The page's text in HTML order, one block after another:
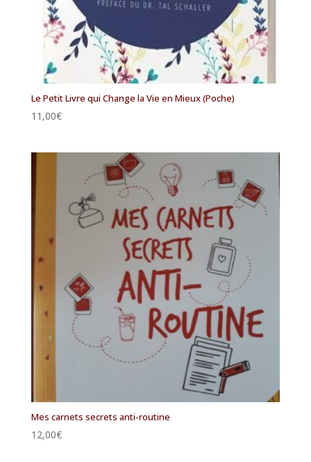
Le Petit Livre qui Change la Vie en Mieux (Poche)
11,00€
Mes carnets secrets anti-routine
12,00€